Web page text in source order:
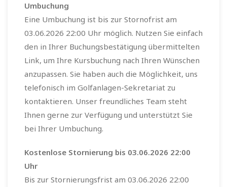
Umbuchung
Eine Umbuchung ist bis zur Stornofrist am
03.06.2026 22:00 Uhr möglich. Nutzen Sie einfach
den in Ihrer Buchungsbestätigung übermittelten
Link, um Ihre Kursbuchung nach Ihren Wünschen
anzupassen. Sie haben auch die Möglichkeit, uns
telefonisch im Golfanlagen-Sekretariat zu
kontaktieren. Unser freundliches Team steht
Ihnen gerne zur Verfügung und unterstützt Sie
bei Ihrer Umbuchung.
Kostenlose Stornierung bis 03.06.2026 22:00
Uhr
Bis zur Stornierungsfrist am 03.06.2026 22:00